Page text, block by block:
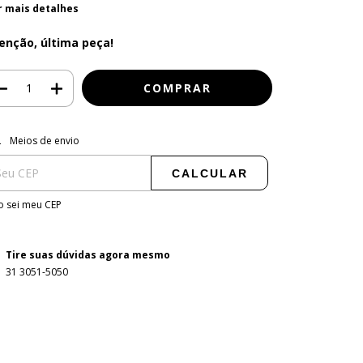
mais detalhes
última peça!
para o CEP:
Meios de envio
CALCULAR
sei meu CEP
Tire suas dúvidas agora mesmo
31 3051-5050